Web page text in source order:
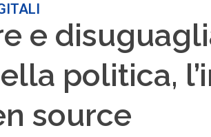
e
politica,
source